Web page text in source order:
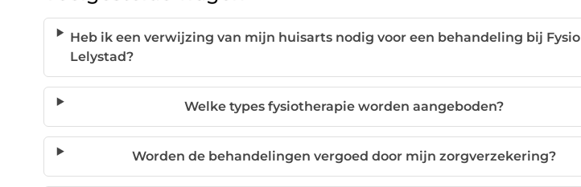
Heb ik een verwijzing van mijn huisarts nodig voor een behandeling bij Fysio
Lelystad?
Welke types fysiotherapie worden aangeboden?
Worden de behandelingen vergoed door mijn zorgverzekering?